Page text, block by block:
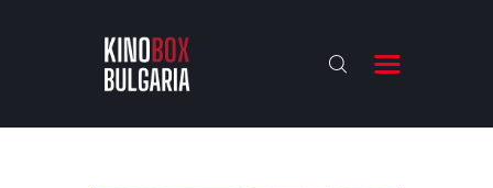
KINOBOX BULGARIA